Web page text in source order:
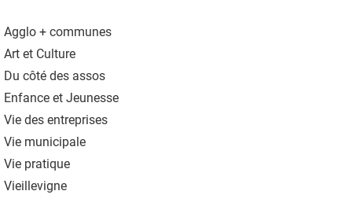
Agglo + communes
Art et Culture
Du côté des assos
Enfance et Jeunesse
Vie des entreprises
Vie municipale
Vie pratique
Vieillevigne